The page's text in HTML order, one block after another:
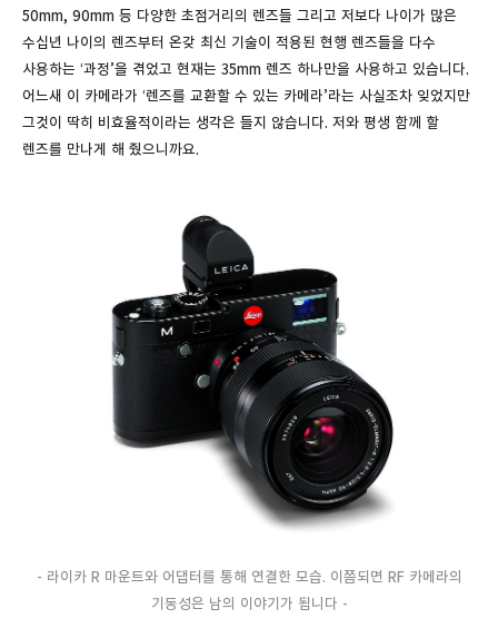
50mm, 90mm 등 다양한 초점거리의 렌즈들 그리고 저보다 나이가 많은
수십년 나이의 렌즈부터 온갖 최신 기술이 적용된 현행 렌즈들을 다수
사용하는 ‘과정’을 겪었고 현재는 35mm 렌즈 하나만을 사용하고 있습니다.
어느새 이 카메라가 ‘렌즈를 교환할 수 있는 카메라’라는 사실조차 잊었지만
그것이 딱히 비효율적이라는 생각은 들지 않습니다. 저와 평생 함께 할
렌즈를 만나게 해 줬으니까요.
- 라이카 R 마운트와 어댑터를 통해 연결한 모습. 이쯤되면 RF 카메라의
기동성은 남의 이야기가 됩니다 -